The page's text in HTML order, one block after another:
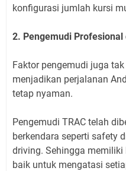
konfigurasi jumlah kursi
2. Pengemudi
Faktor pengemudi juga
menjadikan perjalanan
tetap nyaman.
Pengemudi TRAC telah
berkendara seperti safety
driving. Sehingga
baik untuk mengatasi